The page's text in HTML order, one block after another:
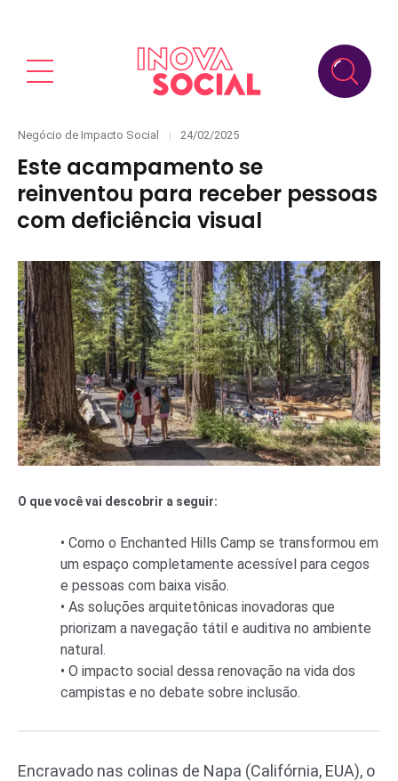
Categories
Negócio de Impacto Social
Posted
24/02/2025
Este acampamento se
reinventou para receber pessoas
com deficiência visual
O que você vai descobrir a seguir:
• Como o Enchanted Hills Camp se transformou em
um espaço completamente acessível para cegos
e pessoas com baixa visão.
• As soluções arquitetônicas inovadoras que
priorizam a navegação tátil e auditiva no ambiente
natural.
• O impacto social dessa renovação na vida dos
campistas e no debate sobre inclusão.
Encravado nas colinas de Napa (Califórnia, EUA), o